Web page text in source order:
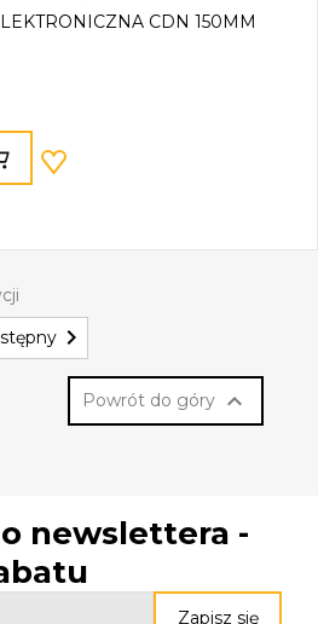
CDN 150MM

Powrót do góry 
newslettera -